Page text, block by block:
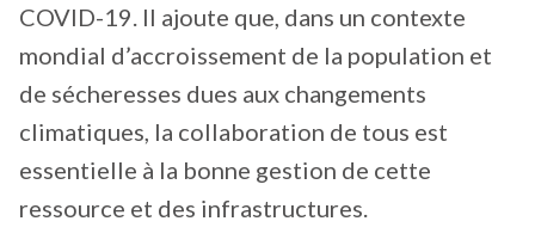
COVID-19. Il ajoute que, dans un contexte
mondial d’accroissement de la population et
de sécheresses dues aux changements
climatiques, la collaboration de tous est
essentielle à la bonne gestion de cette
ressource et des infrastructures.